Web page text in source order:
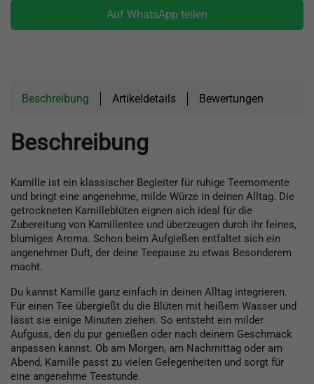
Auf WhatsApp teilen
Beschreibung Artikeldetails Bewertungen
Beschreibung
Kamille ist ein klassischer Begleiter für ruhige Teemomente
und bringt eine angenehme, milde Würze in deinen Alltag. Die
getrockneten Kamilleblüten eignen sich ideal für die
Zubereitung von Kamillentee und überzeugen durch ihr feines,
blumiges Aroma. Schon beim Aufgießen entfaltet sich ein
angenehmer Duft, der deine Teepause zu etwas Besonderem
macht.
Du kannst Kamille ganz einfach in deinen Alltag integrieren.
Für einen Tee übergießt du die Blüten mit heißem Wasser und
lässt sie einige Minuten ziehen. So entsteht ein milder
Aufguss, den du pur genießen oder nach deinem Geschmack
anpassen kannst. Ob am Morgen, am Nachmittag oder am
Abend, Kamille passt zu vielen Gelegenheiten und sorgt für
eine angenehme Teestunde.